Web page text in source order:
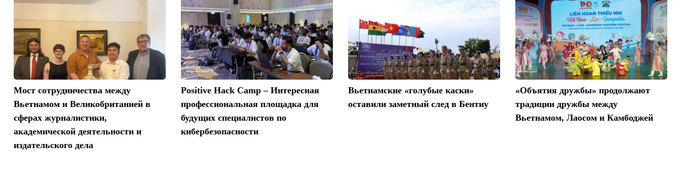
Мост сотрудничества между
Вьетнамом и Великобританией в
сферах журналистики,
академической деятельности и
издательского дела
Positive Hack Camp – Интересная
профессиональная площадка для
будущих специалистов по
кибербезопасности
Вьетнамские «голубые каски»
оставили заметный след в Бентиу
«Объятия дружбы» продолжают
традиции дружбы между
Вьетнамом, Лаосом и Камбоджей